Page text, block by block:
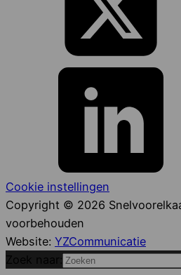
Cookie instellingen
Copyright © 2026
voorbehouden
Website: YZCommunicatie